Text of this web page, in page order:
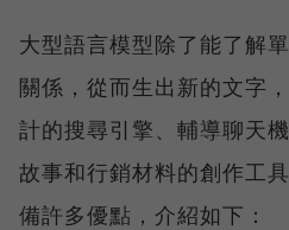
大型語言模型除了能了解
關係，從而生出新的文字
計的搜尋引擎、輔導聊天
故事和行銷材料的創作工
備許多優點，介紹如下：